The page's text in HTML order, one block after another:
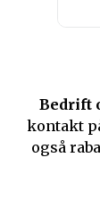
Bedrift
kontakt
også